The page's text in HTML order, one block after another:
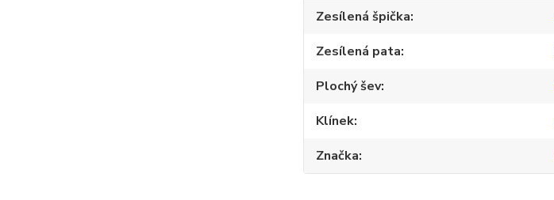
Zesílená špička
Zesílená pata
Plochý šev
Klínek
Značka